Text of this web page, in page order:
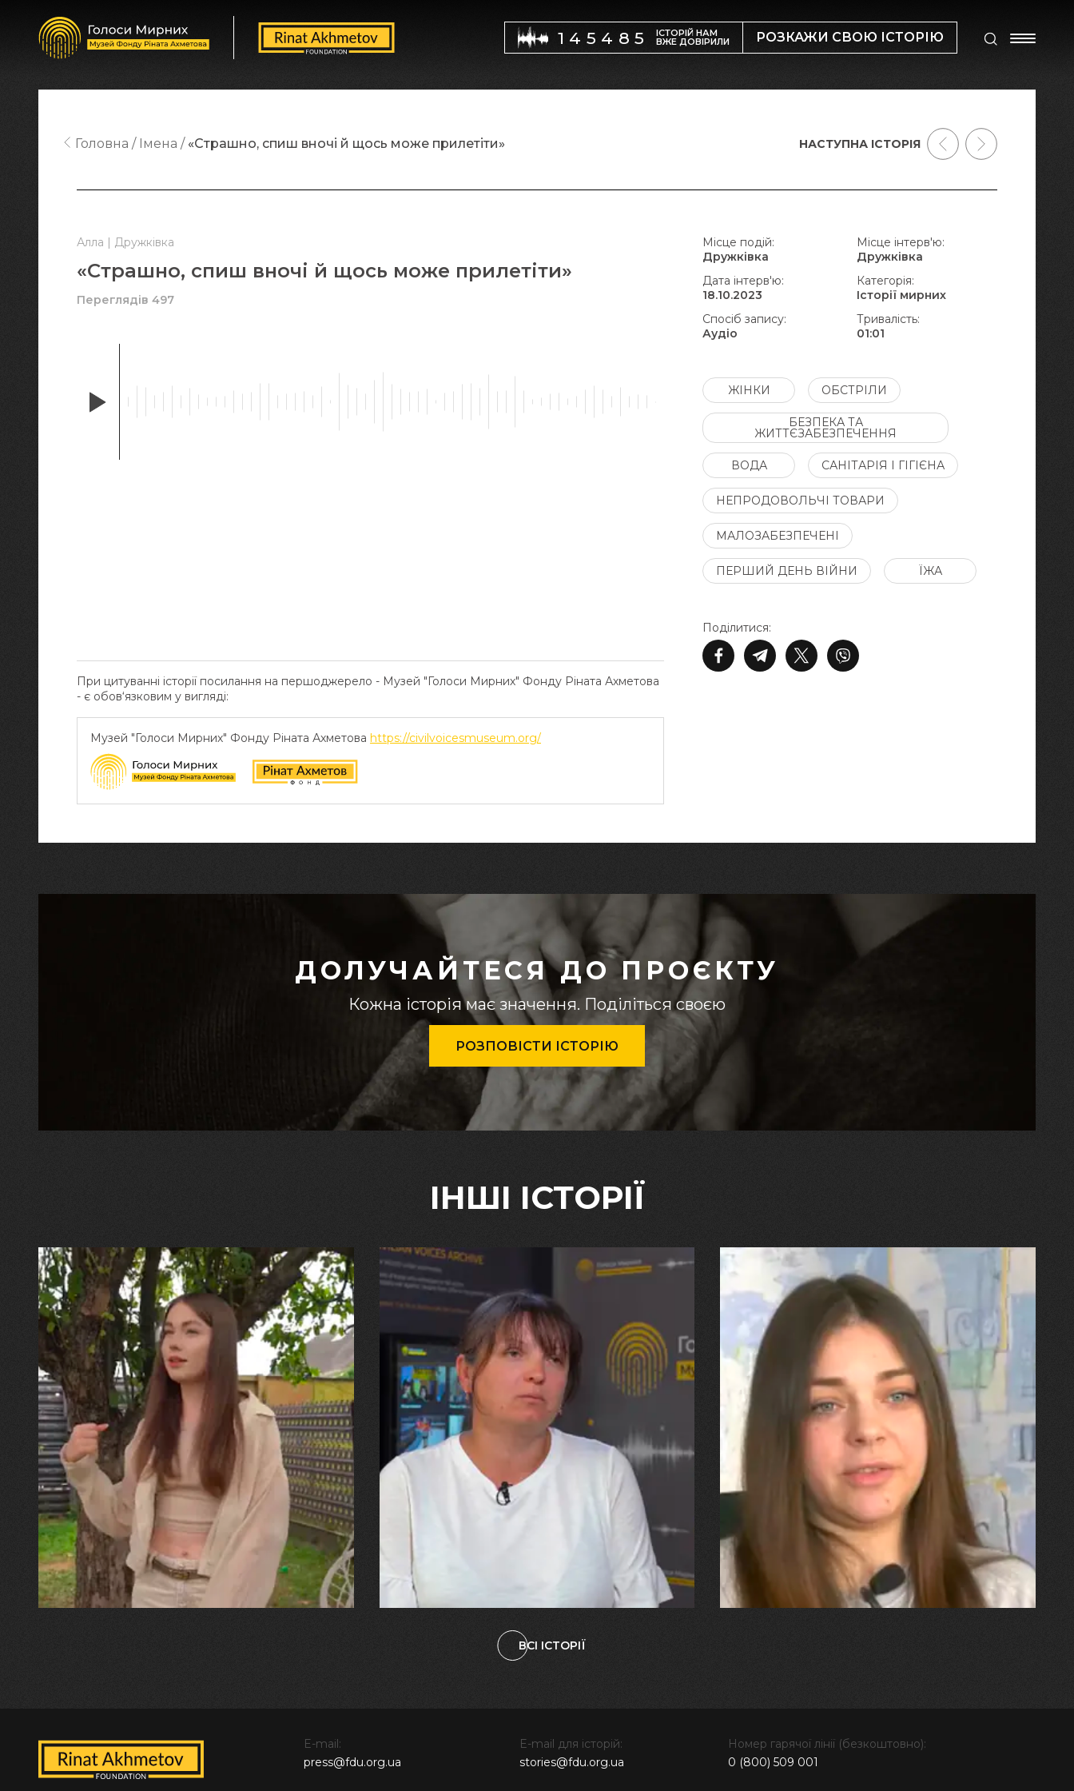
145485 ІСТОРІЙ НАМ
ВЖЕ ДОВІРИЛИ РОЗКАЖИ СВОЮ ІСТОРІЮ
Алла | Дружківка
«Страшно, спиш вночі й щось може прилетіти»
Переглядів 497
При цитуванні історії посилання на першоджерело - Музей "Голоси Мирних" Фонду Ріната Ахметова
- є обов‘язковим у вигляді:
Музей "Голоси Мирних" Фонду Ріната Ахметова https://civilvoicesmuseum.org/
Головна Імена «Страшно, спиш вночі й щось може прилетіти»
Поділитися:
Місце подій:
Дружківка
Місце інтерв'ю:
Дружківка
Дата інтерв'ю:
18.10.2023
Категорія:
Історії мирних
Спосіб запису:
Аудіо
Тривалість:
01:01
ЖІНКИ ОБСТРІЛИ
БЕЗПЕКА ТА
ЖИТТЄЗАБЕЗПЕЧЕННЯ
ВОДА САНІТАРІЯ І ГІГІЄНА
НЕПРОДОВОЛЬЧІ ТОВАРИ
МАЛОЗАБЕЗПЕЧЕНІ
ПЕРШИЙ ДЕНЬ ВІЙНИ ЇЖА
НАСТУПНА ІСТОРІЯ
ДОЛУЧАЙТЕСЯ ДО ПРОЄКТУ
Кожна історія має значення. Поділіться своєю
РОЗПОВІСТИ ІСТОРІЮ
ІНШІ ІСТОРІЇ
30.07.2026
Калина, Дарина та Віра Папроцькі
"Хвиля була, як від моря,
прозора і велика… Я ледве
встигла схопити племінницю"
29.07.2026
Марина, Ваїд та Аміна Харченко
"Попри всі втрати, ми не
зламалися: тепер я бачу
свого вбитого чоловіка у
наших дітях"
27.07.2026
"Я перенесла 11 операцій, та
плакала від фантомного
болю. Але маленька донька
бере за руку і змушує йти
далі"
ВСІ ІСТОРІЇ
E-mail:
press@fdu.org.ua
E-mail для історій:
stories@fdu.org.ua
Номер гарячої лінії (безкоштовно):
0 (800) 509 001